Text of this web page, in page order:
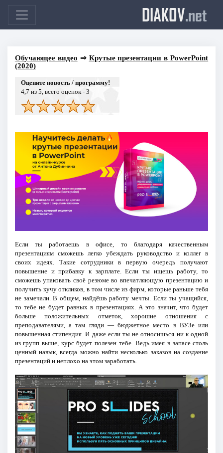
DIAKOV.net
Обучающее видео ⇒ Крутые презентации в PowerPoint
(2020)
Оцените новость / программу!
4,7 из 5, всего оценок - 3
Если ты работаешь в офисе, то благодаря качественным
презентациям сможешь легко убеждать руководство и коллег в
своих идеях. Такие сотрудники в первую очередь получают
повышение и прибавку к зарплате. Если ты ищешь работу, то
сможешь упаковать своё резюме во впечатляющую презентацию и
получить кучу откликов, в том числе из фирм, которые раньше тебя
не замечали. В общем, найдёшь работу мечты. Если ты учащийся,
то тебе не будет равных в презентациях. А это значит, что будет
больше положительных отметок, хорошие отношения с
преподавателями, а там гляди — бюджетное место в ВУЗе или
повышенная стипендия. И даже если ты не относишься ни к одной
из групп выше, курс будет полезен тебе. Ведь имея в запасе столь
ценный навык, всегда можно найти несколько заказов на создание
презентаций и неплохо на этом заработать.